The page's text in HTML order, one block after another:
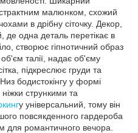
малюнком, схожий
в дрібну сіточку. Декор,
де одна деталь перетікає в
створює гіпнотичний образ
талії, надає об'єму
підкреслює груди та
бодистокінгу у формі
ніжки стрункими та
у універсальний, тому він
повсякденного гардероба
романтичного вечора.